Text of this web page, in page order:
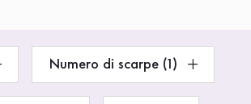
Numero di scarpe (1)